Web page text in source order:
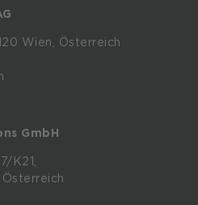
Wien, Österreich
GmbH
K21,